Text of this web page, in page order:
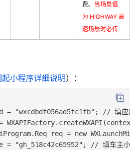
费。 当场景值
为 HIGHWAY 高
速场景时必传
起小程序详细说明）：
= "wxcdbdf056ad5fc1fb"; // 填应用
req = new
= "gh_518c42c65952"; // 填车主小程